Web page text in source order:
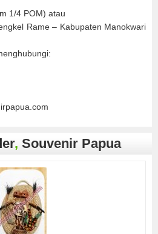
1/4 POM) atau
Rame – Kabupaten Manokwari
, Souvenir Papua